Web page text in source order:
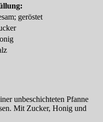
geröstet
unbeschichteten Pfanne
Mit Zucker, Honig und